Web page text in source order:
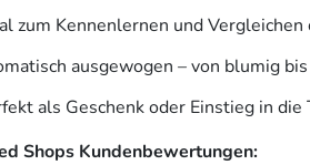
zum Kennenlernen und
ausgewogen – von blumig
als Geschenk oder Einstieg in die
Shops Kundenbewertungen: